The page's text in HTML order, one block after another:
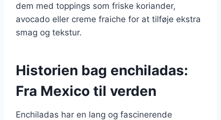
dem med toppings som friske koriander,
avocado eller creme fraiche for at tilføje ekstra
smag og tekstur.
Historien bag enchiladas:
Fra Mexico til verden
Enchiladas har en lang og fascinerende